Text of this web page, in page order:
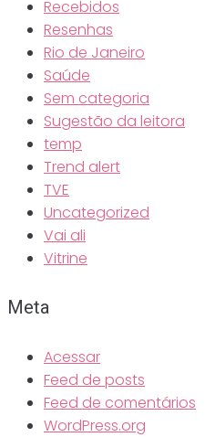
Recebidos
Resenhas
Rio de Janeiro
Saúde
Sem categoria
Sugestão da leitora
temp
Trend alert
TVE
Uncategorized
Vai ali
Vitrine
Meta
Acessar
Feed de posts
Feed de comentários
WordPress.org